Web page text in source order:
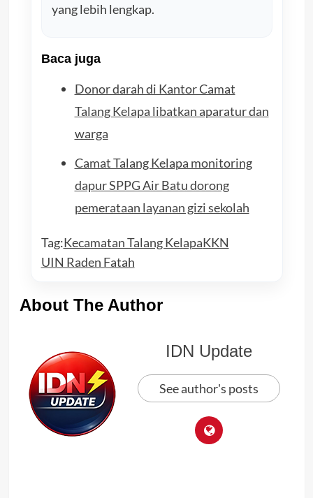
yang lebih lengkap.
Baca juga
Donor darah di Kantor Camat
Talang Kelapa libatkan aparatur dan
warga
Camat Talang Kelapa monitoring
dapur SPPG Air Batu dorong
pemerataan layanan gizi sekolah
Tag:Kecamatan Talang KelapaKKN
UIN Raden Fatah
About The Author
IDN Update
See author's posts